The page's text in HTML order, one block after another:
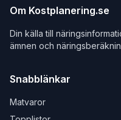
Om Kostplanering.se
Din källa till
ämnen och
Snabblänkar
Matvaror